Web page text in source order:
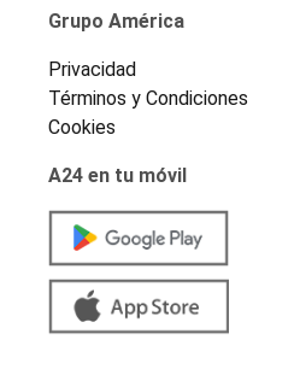
Grupo América
Privacidad
Términos y Condiciones
Cookies
A24 en tu móvil